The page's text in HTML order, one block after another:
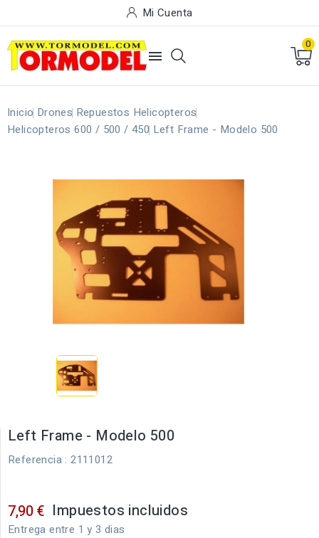
Mi Cuenta

0
Inicio Drones Repuestos Helicopteros
Helicopteros 600 / 500 / 450 Left Frame - Modelo 500
Left Frame - Modelo 500
Referencia : 2111012
7,90 € Impuestos incluidos
Entrega entre 1 y 3 dias